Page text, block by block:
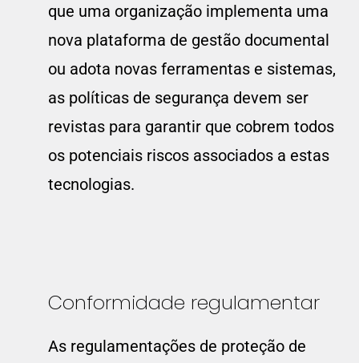
que uma organização implementa uma
nova plataforma de gestão documental
ou adota novas ferramentas e sistemas,
as políticas de segurança devem ser
revistas para garantir que cobrem todos
os potenciais riscos associados a estas
tecnologias.
Conformidade regulamentar
As regulamentações de proteção de